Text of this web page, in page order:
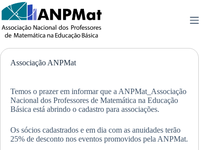
Pular
para
o
conteúdo
Associação ANPMat
Temos o prazer em informar que a ANPMat_Associação
Nacional dos Professores de Matemática na Educação
Básica está abrindo o cadastro para associações.
Os sócios cadastrados e em dia com as anuidades terão
25% de desconto nos eventos promovidos pela ANPMat.